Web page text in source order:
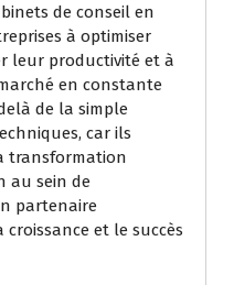
de conseil en
à optimiser
leur productivité et à
en constante
de la simple
car ils
transformation
au sein de
partenaire
et le succès